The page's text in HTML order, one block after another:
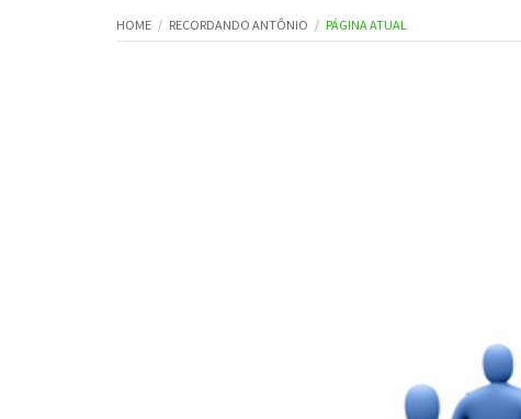
HOME RECORDANDO ANTÔNIO PÁGINA ATUAL